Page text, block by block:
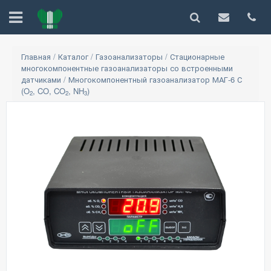
Главная / Каталог/ Газоанализаторы / Стационарные
многокомпонентные газоанализаторы со встроенными
датчиками / Многокомпонентный газоанализатор МАГ-6 С
(O2, CO, CO2, NH3)